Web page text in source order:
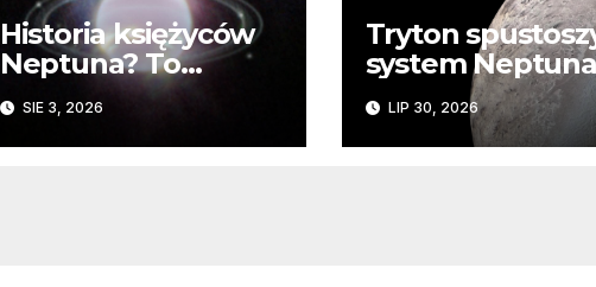
Historia księżyców
Neptuna? To
skomplikowane
SIE 3, 2026
Tryton
system
JWST odkrywa
ślady
katastrofy i
LIP 30, 2026